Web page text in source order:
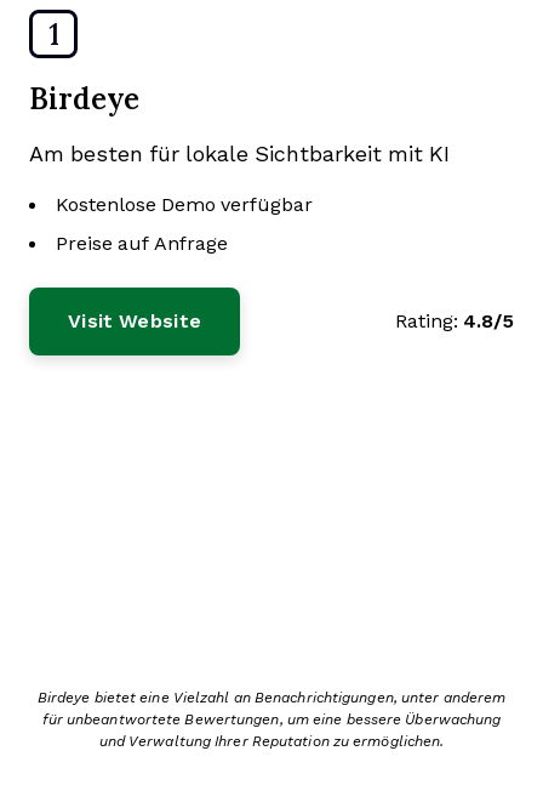
1
Birdeye
Am besten für lokale Sichtbarkeit mit KI
Kostenlose Demo verfügbar
Preise auf Anfrage
Visit Website Rating: 4.8/5
Birdeye bietet eine Vielzahl an Benachrichtigungen, unter anderem
für unbeantwortete Bewertungen, um eine bessere Überwachung
und Verwaltung Ihrer Reputation zu ermöglichen.